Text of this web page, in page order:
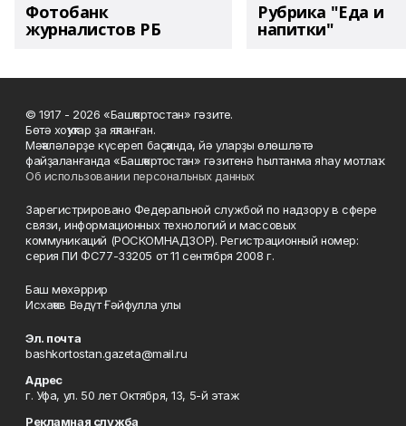
Фотобанк
журналистов РБ
Рубрика "Еда и
напитки"
© 1917 - 2026 «Башҡортостан» гәзите.
Бөтә хоҡуҡтар ҙа яҡланған.
Мәҡәләләрҙе күсереп баҫҡанда, йә уларҙы өлөшләтә
файҙаланғанда «Башҡортостан» гәзитенә һылтанма яһау мотлаҡ.
Об использовании персональных данных
Зарегистрировано Федеральной службой по надзору в сфере
связи, информационных технологий и массовых
коммуникаций (РОСКОМНАДЗОР). Регистрационный номер:
серия ПИ ФС77-33205 от 11 сентября 2008 г.
Баш мөхәррир
Исхаҡов Вәдүт Ғәйфулла улы
Эл. почта
bashkortostan.gazeta@mail.ru
Адрес
г. Уфа, ул. 50 лет Октября, 13, 5-й этаж
Рекламная служба